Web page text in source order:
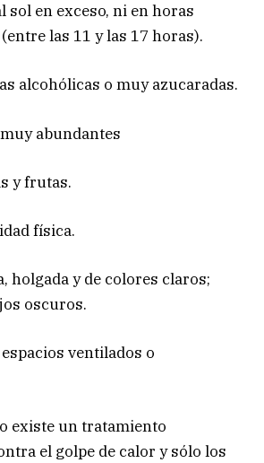
sol en exceso, ni en horas
las 11 y las 17 horas).
alcohólicas o muy azucaradas.
abundantes
y frutas.
física.
holgada y de colores claros;
oscuros.
ventilados o
existe un tratamiento
el golpe de calor y sólo los